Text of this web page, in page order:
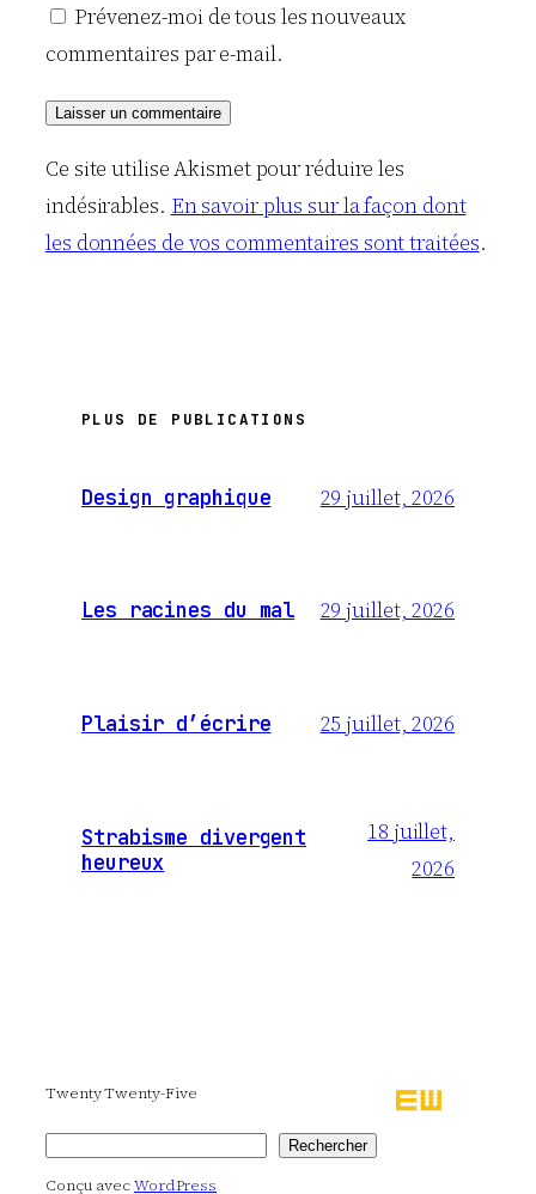
Prévenez-moi de tous les nouveaux
commentaires par e-mail.
Ce site utilise Akismet pour réduire les
indésirables. En savoir plus sur la façon dont
les données de vos commentaires sont traitées.
PLUS DE PUBLICATIONS
Design graphique 29 juillet, 2026
Les racines du mal 29 juillet, 2026
Plaisir d’écrire 25 juillet, 2026
Strabisme divergent
heureux
18 juillet,
2026
Twenty Twenty-Five
Rechercher
Conçu avecWordPress